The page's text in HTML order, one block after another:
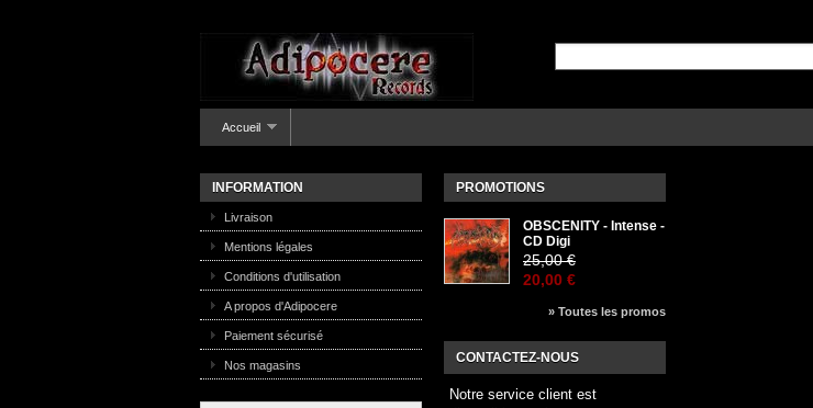
Accueil
INFORMATION
Livraison
Mentions légales
Conditions d'utilisation
A propos d'Adipocere
Paiement sécurisé
Nos magasins
PROMOTIONS
OBSCENITY - Intense -
CD Digi
25,00 €
20,00 €
» Toutes les promos
CONTACTEZ-NOUS
Notre service client est